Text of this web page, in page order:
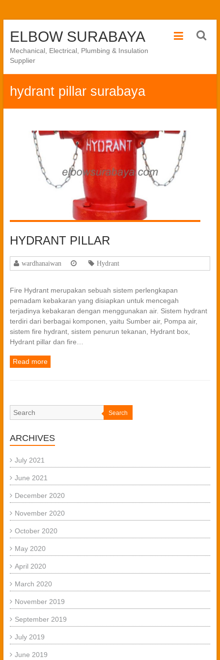
ELBOW SURABAYA
Mechanical, Electrical, Plumbing & Insulation
Supplier
hydrant pillar surabaya
HYDRANT PILLAR
wardhanaiwan Hydrant
Fire Hydrant merupakan sebuah sistem perlengkapan
pemadam kebakaran yang disiapkan untuk mencegah
terjadinya kebakaran dengan menggunakan air. Sistem hydrant
terdiri dari berbagai komponen, yaitu Sumber air, Pompa air,
sistem fire hydrant, sistem penurun tekanan, Hydrant box,
Hydrant pillar dan fire…
Read more
Search
ARCHIVES
July 2021
June 2021
December 2020
November 2020
October 2020
May 2020
April 2020
March 2020
November 2019
September 2019
July 2019
June 2019